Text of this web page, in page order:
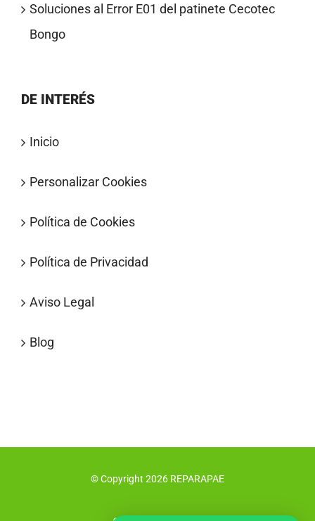
Soluciones al Error E01 del patinete Cecotec
Bongo
DE INTERÉS
Inicio
Personalizar Cookies
Política de Cookies
Política de Privacidad
Aviso Legal
Blog
© Copyright 2026 REPARAPAE